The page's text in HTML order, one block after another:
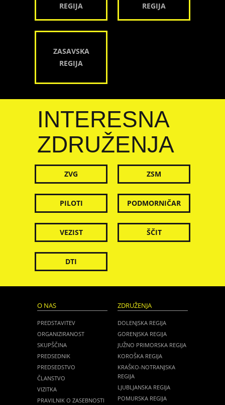
REGIJA
REGIJA
ZASAVSKA
REGIJA
INTERESNA
ZDRUŽENJA
ZVG ZSM
PILOTI PODMORNIČAR
VEZIST ŠČIT
DTI
O NAS
PREDSTAVITEV
ORGANIZIRANOST
SKUPŠČINA
PREDSEDNIK
PREDSEDSTVO
ČLANSTVO
VIZITKA
PRAVILNIK O ZASEBNOSTI
ZDRUŽENJA
DOLENJSKA REGIJA
GORENJSKA REGIJA
JUŽNO PRIMORSKA REGIJA
KOROŠKA REGIJA
KRAŠKO-NOTRANJSKA
REGIJA
LJUBLJANSKA REGIJA
POMURSKA REGIJA